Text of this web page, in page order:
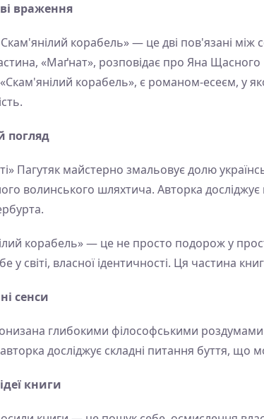
враження
корабель» — це дві пов'язані
«Маґнат», розповідає про Яна Щасного
корабель», є романом-есеєм, у
погляд
Пагутяк майстерно змальовує долю
волинського шляхтича. Авторка
корабель» — це не просто подорож у
у світі, власної ідентичності. Ця частина
сенси
глибокими філософськими роздумами
досліджує складні питання буття,
книги